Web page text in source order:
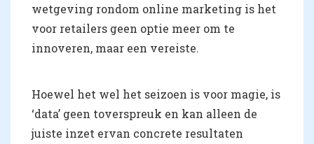
wetgeving rondom online marketing is het
voor retailers geen optie meer om te
innoveren, maar een vereiste.
Hoewel het wel het seizoen is voor magie, is
‘data’ geen toverspreuk en kan alleen de
juiste inzet ervan concrete resultaten